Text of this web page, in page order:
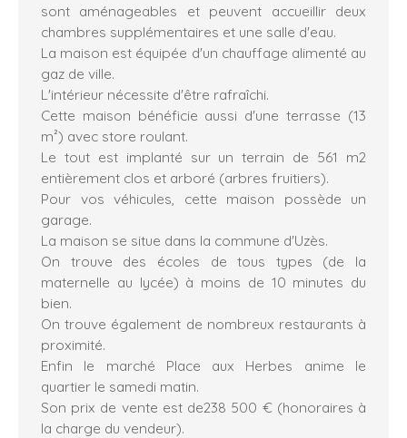
sont aménageables et peuvent accueillir deux
chambres supplémentaires et une salle d'eau.
La maison est équipée d'un chauffage alimenté au
gaz de ville.
L'intérieur nécessite d'être rafraîchi.
Cette maison bénéficie aussi d'une terrasse (13
m²) avec store roulant.
Le tout est implanté sur un terrain de 561 m2
entièrement clos et arboré (arbres fruitiers).
Pour vos véhicules, cette maison possède un
garage.
La maison se situe dans la commune d'Uzès.
On trouve des écoles de tous types (de la
maternelle au lycée) à moins de 10 minutes du
bien.
On trouve également de nombreux restaurants à
proximité.
Enfin le marché Place aux Herbes anime le
quartier le samedi matin.
Son prix de vente est de238 500 € (honoraires à
la charge du vendeur).